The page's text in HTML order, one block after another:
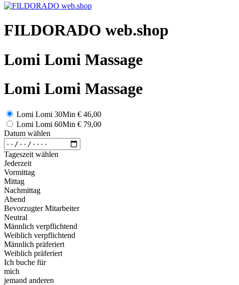
FILDORADO web.shop
Lomi Lomi Massage
Lomi Lomi Massage
Lomi Lomi 30Min € 46,00
Lomi Lomi 60Min € 79,00
Datum wählen
Tageszeit wählen
Jederzeit
Vormittag
Mittag
Nachmittag
Abend
Bevorzugter Mitarbeiter
Neutral
Männlich verpflichtend
Weiblich verpflichtend
Männlich präferiert
Weiblich präferiert
Ich buche für
mich
jemand anderen